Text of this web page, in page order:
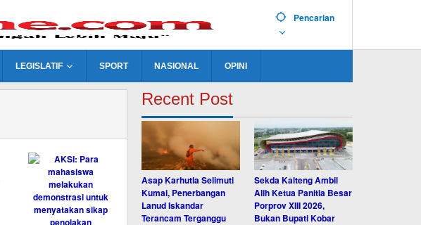
Pencarian
LEGISLATIF SPORT NASIONAL OPINI
Recent Post
Asap Karhutla Selimuti
Kumai, Penerbangan
Lanud Iskandar
Terancam Terganggu
Sekda Kalteng Ambil
Alih Ketua Panitia Besar
Porprov XIII 2026,
Bukan Bupati Kobar